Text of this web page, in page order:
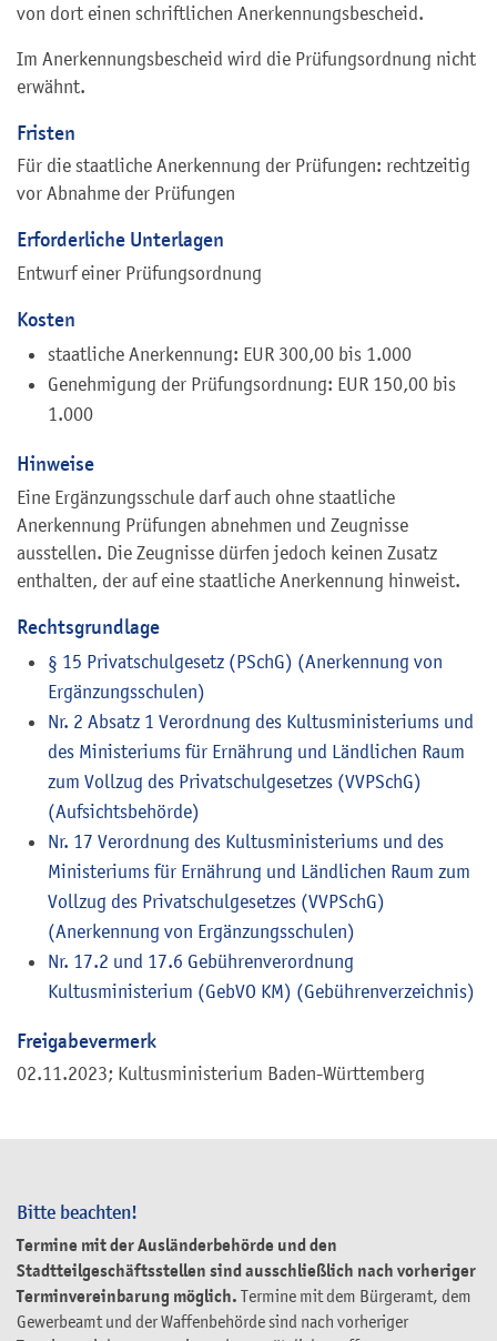
Bitte beachten!
Termine mit der Ausländerbehörde und den
Stadtteilgeschäftsstellen sind ausschließlich nach vorheriger
Terminvereinbarung möglich. Termine mit dem Bürgeramt, dem
Gewerbeamt und der Waffenbehörde sind nach vorheriger
von dort einen schriftlichen Anerkennungsbescheid.
Im Anerkennungsbescheid wird die Prüfungsordnung nicht
erwähnt.
Fristen
Für die staatliche Anerkennung der Prüfungen: rechtzeitig
vor Abnahme der Prüfungen
Erforderliche Unterlagen
Entwurf einer Prüfungsordnung
Kosten
staatliche Anerkennung: EUR 300,00 bis 1.000
Genehmigung der Prüfungsordnung: EUR 150,00 bis
1.000
Hinweise
Eine Ergänzungsschule darf auch ohne staatliche
Anerkennung Prüfungen abnehmen und Zeugnisse
ausstellen. Die Zeugnisse dürfen jedoch keinen Zusatz
enthalten, der auf eine staatliche Anerkennung hinweist.
Rechtsgrundlage
§ 15 Privatschulgesetz (PSchG) (Anerkennung von
Ergänzungsschulen)
Nr. 2 Absatz 1 Verordnung des Kultusministeriums und
des Ministeriums für Ernährung und Ländlichen Raum
zum Vollzug des Privatschulgesetzes (VVPSchG)
(Aufsichtsbehörde)
Nr. 17 Verordnung des Kultusministeriums und des
Ministeriums für Ernährung und Ländlichen Raum zum
Vollzug des Privatschulgesetzes (VVPSchG)
(Anerkennung von Ergänzungsschulen)
Nr. 17.2 und 17.6 Gebührenverordnung
Kultusministerium (GebVO KM) (Gebührenverzeichnis)
Freigabevermerk
02.11.2023; Kultusministerium Baden-Württemberg